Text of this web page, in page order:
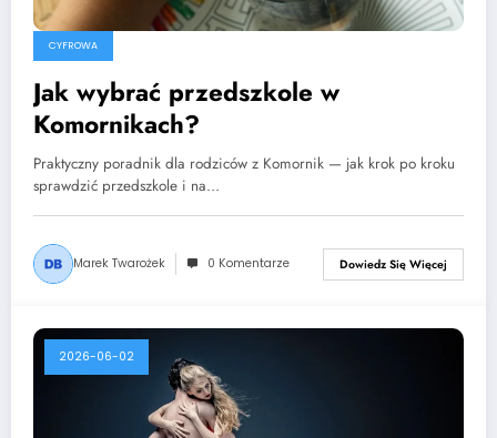
CYFROWA
Jak wybrać przedszkole w
Komornikach?
Praktyczny poradnik dla rodziców z Komornik — jak krok po kroku
sprawdzić przedszkole i na…
Marek Twarożek 0 Komentarze Dowiedz Się Więcej
2026-06-02